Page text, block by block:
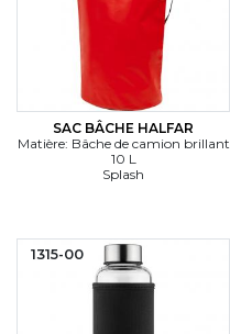
SAC BÂCHE HALFAR
Matière: Bâche de camion brillant
10 L
Splash
1315-00